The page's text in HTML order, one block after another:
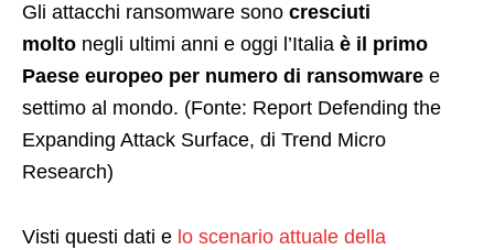
Gli attacchi ransomware sono cresciuti
molto negli ultimi anni e oggi l’Italia è il primo
Paese europeo per numero di ransomware e
settimo al mondo. (Fonte: Report Defending the
Expanding Attack Surface, di Trend Micro
Research)
Visti questi dati e lo scenario attuale della